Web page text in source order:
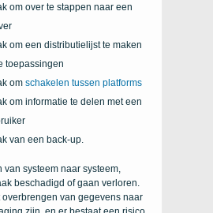
om over te stappen naar een
om een ​​distributielijst te maken
toepassingen
om schakelen tussen platforms
om informatie te delen met een
van een back-up.
van systeem naar systeem,
beschadigd of gaan verloren.
overbrengen van gegevens naar